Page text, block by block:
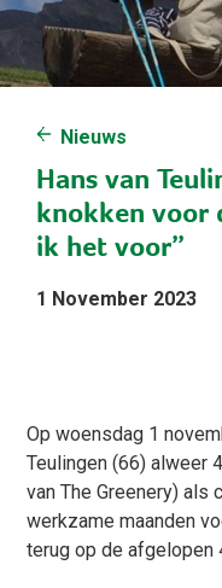
Nieuws
Hans van
knokken voor
ik het voor”
1 November 2023
Op woensdag 1
Teulingen (66) alweer
van The Greenery) als
werkzame maanden
terug op de afgelopen